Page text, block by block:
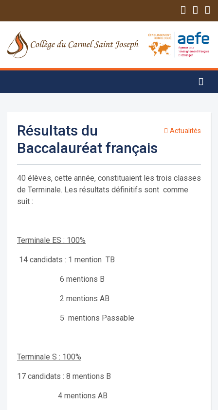
Résultats du
Baccalauréat français
Actualités
40 élèves, cette année, constituaient les trois classes
de Terminale. Les résultats définitifs sont comme
suit :
Terminale ES : 100%
14 candidats : 1 mention TB
6 mentions B
2 mentions AB
5 mentions Passable
Terminale S : 100%
17 candidats : 8 mentions B
4 mentions AB